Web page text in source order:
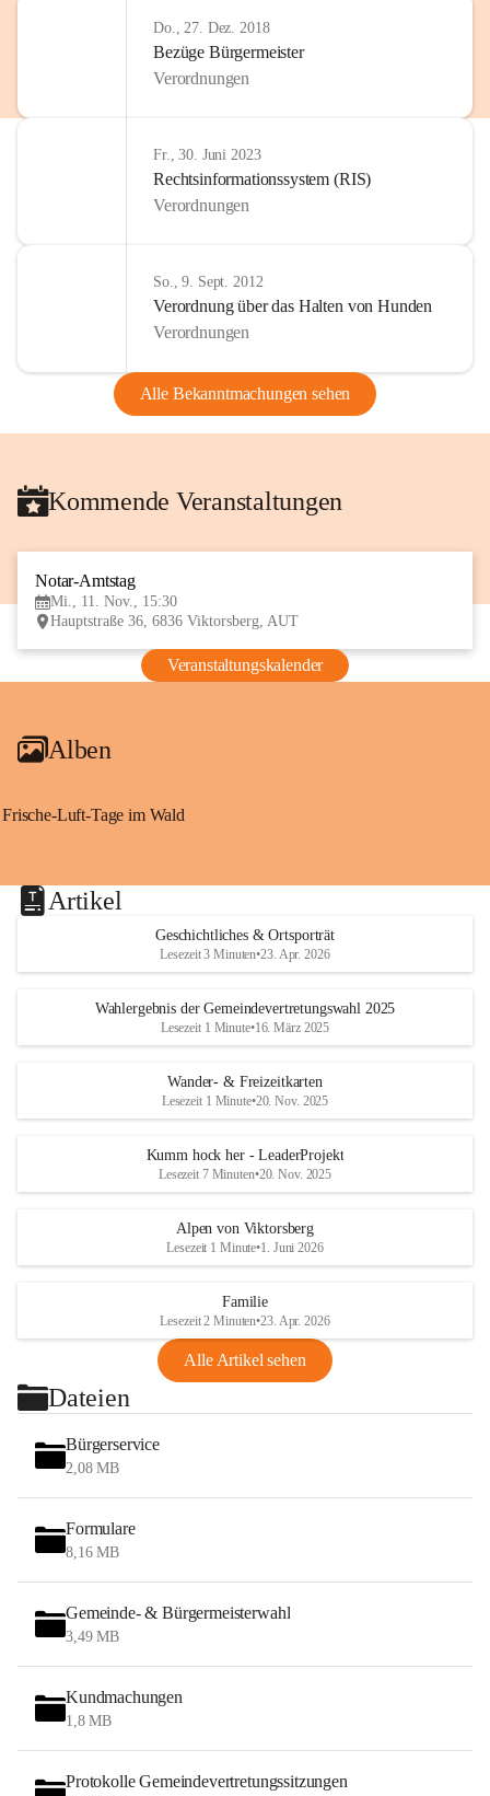
Do., 27. Dez. 2018
Bezüge Bürgermeister
Verordnungen
Fr., 30. Juni 2023
Rechtsinformationssystem (RIS)
Verordnungen
So., 9. Sept. 2012
Verordnung über das Halten von Hunden
Verordnungen
Alle Bekanntmachungen sehen
Kommende Veranstaltungen
Notar-Amtstag
Mi., 11. Nov., 15:30
Hauptstraße 36, 6836 Viktorsberg, AUT
Veranstaltungskalender
Alben
Frische-Luft-Tage im Wald
Artikel
Geschichtliches & Ortsporträt
Lesezeit 3 Minuten•23. Apr. 2026
Wahlergebnis der Gemeindevertretungswahl 2025
Lesezeit 1 Minute•16. März 2025
Wander- & Freizeitkarten
Lesezeit 1 Minute•20. Nov. 2025
Kumm hock her - LeaderProjekt
Lesezeit 7 Minuten•20. Nov. 2025
Alpen von Viktorsberg
Lesezeit 1 Minute•1. Juni 2026
Familie
Lesezeit 2 Minuten•23. Apr. 2026
Alle Artikel sehen
Dateien
Bürgerservice
2,08 MB
Formulare
8,16 MB
Gemeinde- & Bürgermeisterwahl
3,49 MB
Kundmachungen
1,8 MB
Protokolle Gemeindevertretungssitzungen